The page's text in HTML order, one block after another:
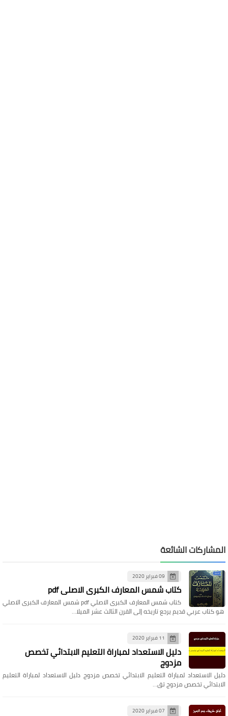
المشاركات الشائعة
09 فبراير 2020
كتاب شمس المعارف الكبرى الاصلي pdf
كتاب شمس المعارف الكبرى الاصلي pdf شمس المعارف الكبرى الاصلي
هو كتاب عربي قديم يرجع تاريخه إلى القرن الثالث عشر الميلا…
11 فبراير 2020
دليل الاستعداد لمباراة التعليم الابتدائي تخصص
مزدوج
دليل الاستعداد لمباراة التعليم الابتدائي تخصص مزدوج دليل الاستعداد لمباراة التعليم
الابتدائي تخصص مزدوج تق…
07 فبراير 2020